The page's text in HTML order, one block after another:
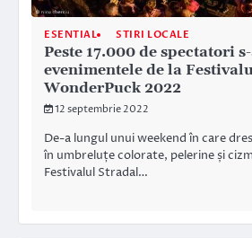
ESENTIAL STIRI LOCALE
Peste 17.000 de spectatori
evenimentele de la
WonderPuck 2022
12 septembrie 2022
De-a lungul unui weekend în care
în umbreluțe colorate, pelerine și
Festivalul Stradal…